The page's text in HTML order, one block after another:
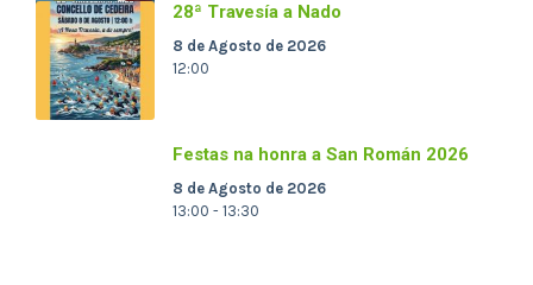
28ª Travesía a Nado
8 de Agosto de 2026
12:00
Festas na honra a San Román 2026
8 de Agosto de 2026
13:00 - 13:30